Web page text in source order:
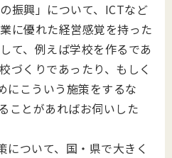
振興」について、ICTなど
に優れた経営感覚を持った
て、例えば学校を作るであ
づくりであったり、もしく
にこういう施策をするな
ことがあればお伺いした
について、国・県で大きく